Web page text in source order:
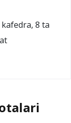
8 ta